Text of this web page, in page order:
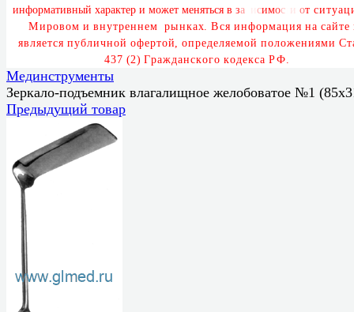
информативный характер и может меняться в за исимос т и от ситуац
Мировом и внутреннем рынках. Вся информация на сайте
является публичной офертой, определяемой положениями Ст
437 (2) Гражданского кодекса РФ.
Мединструменты
Зеркало-подъемник влагалищное желобоватое №1
Предыдущий товар